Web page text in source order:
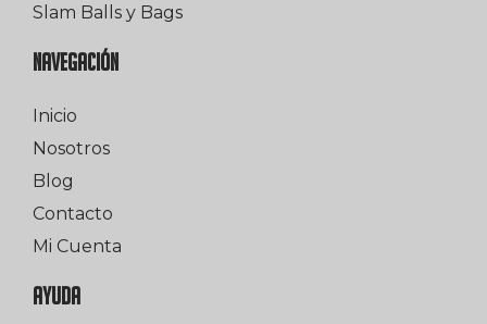
Slam Balls y Bags
NAVEGACIÓN
Inicio
Nosotros
Blog
Contacto
Mi Cuenta
AYUDA